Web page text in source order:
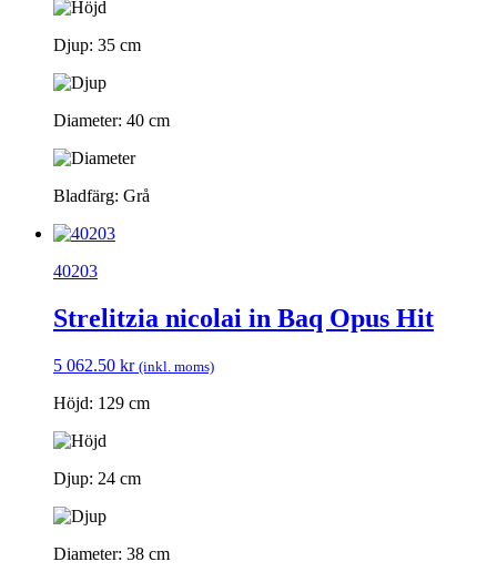
Djup: 35 cm
Diameter: 40 cm
Bladfärg: Grå
40203
Strelitzia nicolai in Baq Opus Hit
5 062.50 kr (inkl. moms)
Höjd: 129 cm
Djup: 24 cm
Diameter: 38 cm